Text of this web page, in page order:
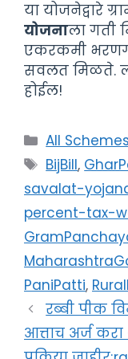
या योजनेद्वारे
योजनाला गती
एकरकमी
सवलत मिळते.
होईल!
Categories
All Schemes
Tags
BijBill,
savalat-
percent-tax-
PaniPatti,
रब्बी पीक
आत्ताच अर्ज